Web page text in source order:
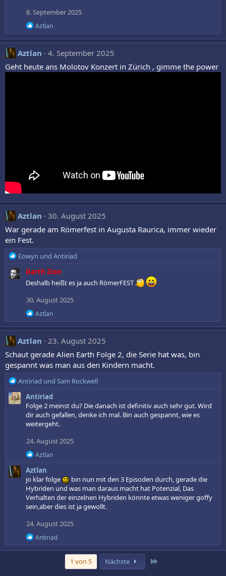
8. September 2025
R
e
a
t
i
o
Aztlan
Aztlan
4. September 2025
Geht heute ans Molotov Konzert in Zürich , gimme the power
Aztlan
30. August 2025
War gerade am Römerfest in Augusta Raurica, immer wieder
ein Fest.
R
e
a
e
n
:
Eowyn und Antiriad
Darth Zion
Deshalb heißt es ja auch RömerFEST
30. August 2025
R
e
a
t
i
o
n
n
:
Aztlan
Aztlan
23. August 2025
Schaut gerade Alien Earth Folge 2, die Serie hat was, bin
gespannt was man aus den Kindern macht.
R
e
a
n
:
Antiriad und Sam Rockwell
Antiriad
Folge 2 meinst du? Die danach ist definitiv auch sehr gut. Wird
dir auch gefallen, denke ich mal. Bin auch gespannt, wie es
weitergeht.
24. August 2025
R
e
a
k
t
o
n
n
Aztlan
Aztlan
jo klar folge
bin nun mit den 3 Episoden durch, gerade die
Hybriden und was man daraus macht hat Potenzial, Das
Verhalten der einzelnen Hybriden könnte etwas weniger goffy
sein,aber dies ist ja gewollt.
24. August 2025
R
e
a
Antiriad
1 von 5 Nächste